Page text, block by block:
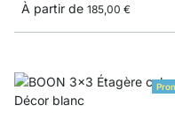
À partir de 185,00 €